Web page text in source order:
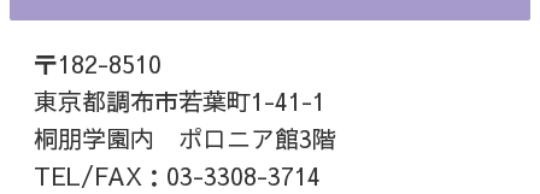
〒182-8510
東京都調布市若葉町1-41-1
桐朋学園内 ポロニア館3階
TEL/FAX：03-3308-3714